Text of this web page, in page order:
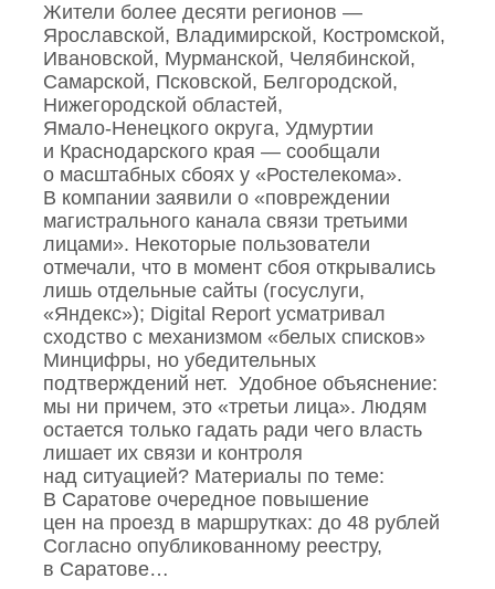
Жители более десяти регионов —
Ярославской, Владимирской, Костромской,
Ивановской, Мурманской, Челябинской,
Самарской, Псковской, Белгородской,
Нижегородской областей,
Ямало‑Ненецкого округа, Удмуртии
и Краснодарского края — сообщали
о масштабных сбоях у «Ростелекома».
В компании заявили о «повреждении
магистрального канала связи третьими
лицами». Некоторые пользователи
отмечали, что в момент сбоя открывались
лишь отдельные сайты (госуслуги,
«Яндекс»); Digital Report усматривал
сходство с механизмом «белых списков»
Минцифры, но убедительных
подтверждений нет. Удобное объяснение:
мы ни причем, это «третьи лица». Людям
остается только гадать ради чего власть
лишает их связи и контроля
над ситуацией? Материалы по теме:
В Саратове очередное повышение
цен на проезд в маршрутках: до 48 рублей
Согласно опубликованному реестру,
в Саратове…